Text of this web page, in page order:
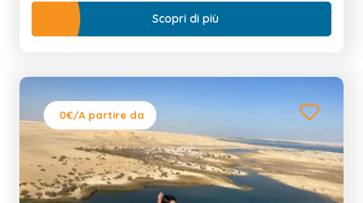
Scopri di più
0€/A partire da